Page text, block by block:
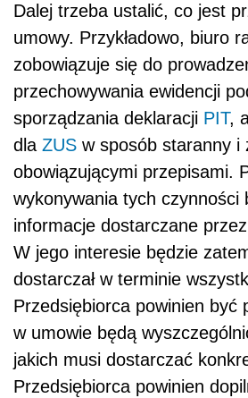
Dalej trzeba ustalić, co jest
umowy. Przykładowo, biuro
zobowiązuje się do
przechowywania ewidencji
sporządzania deklaracji PIT,
dla ZUS w sposób staranny i
obowiązującymi przepisami.
wykonywania tych czynności
informacje dostarczane
W jego interesie będzie
dostarczał w terminie
Przedsiębiorca powinien być
w umowie będą
jakich musi dostarczać
Przedsiębiorca powinien